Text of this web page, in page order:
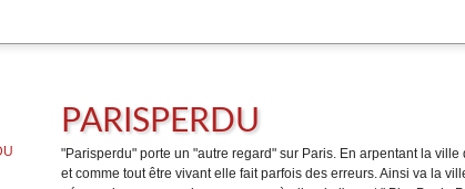
PARISPERDU
"Parisperdu" porte un "autre regard" sur Paris. En arpentant la
et comme tout être vivant elle fait parfois des erreurs. Ainsi va la